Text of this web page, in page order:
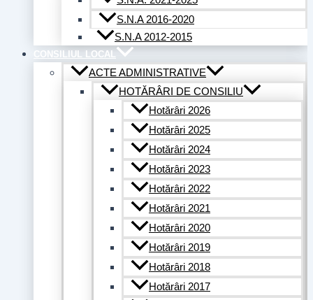
S.N.A 2016-2020
S.N.A 2012-2015
CONSILIUL LOCAL
ACTE ADMINISTRATIVE
HOTĂRÂRI DE CONSILIU
Hotărâri 2026
Hotărâri 2025
Hotărâri 2024
Hotărâri 2023
Hotărâri 2022
Hotărâri 2021
Hotărâri 2020
Hotărâri 2019
Hotărâri 2018
Hotărâri 2017